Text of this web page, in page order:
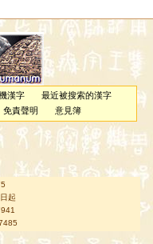
漢字
最近被搜索的漢字
免責聲明 意見簿
起